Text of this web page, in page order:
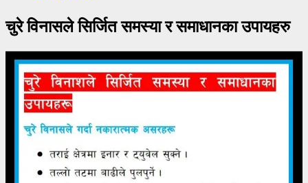
चुरे विनासले सिर्जित समस्या र समाधानका उपायहरु